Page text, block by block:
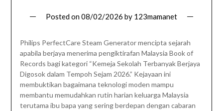
Posted on08/02/2026 by 123mamanet
Philips PerfectCare Steam Generator mencipta sejarah
apabila berjaya menerima pengiktirafan Malaysia Book of
Records bagi kategori “Kemeja Sekolah Terbanyak Berjaya
Digosok dalam Tempoh Sejam 2026.” Kejayaan ini
membuktikan bagaimana teknologi moden mampu
membantu memudahkan rutin harian keluarga Malaysia
terutama ibu bapa yang sering berdepan dengan cabaran